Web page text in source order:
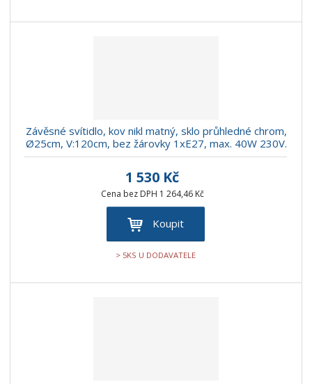
Závěsné svítidlo, kov nikl matný, sklo průhledné chrom,
Ø25cm, V:120cm, bez žárovky 1xE27, max. 40W 230V.
1 530 Kč
Cena bez DPH 1 264,46 Kč
Koupit
> 5KS U DODAVATELE